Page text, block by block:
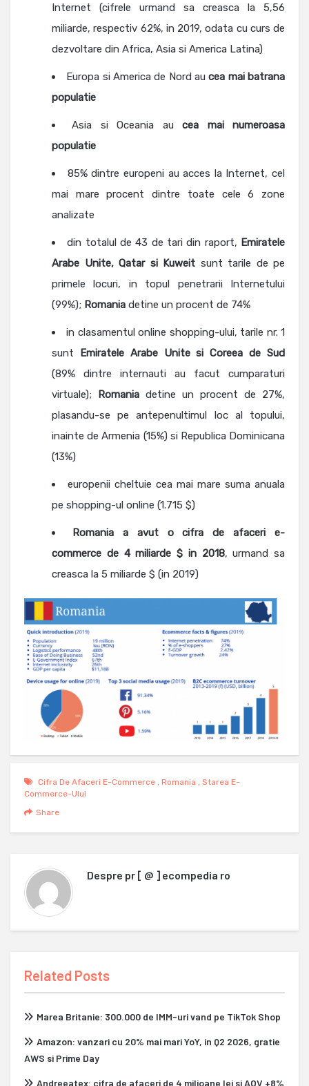
Internet (cifrele urmand sa creasca la 5,56
miliarde, respectiv 62%, in 2019, odata cu curs de
dezvoltare din Africa, Asia si America Latina)
Europa si America de Nord aucea mai batrana
populatie
Asia si Oceania aucea mai numeroasa
populatie
85% dintre europeni au acces la Internet, cel
mai mare procent dintre toate cele 6 zone
analizate
din totalul de 43 de tari din raport, Emiratele
Arabe Unite, Qatar si Kuweit sunt tarile de pe
primele locuri, in topul penetrarii Internetului
(99%); Romania detine un procent de 74%
in clasamentul online shopping-ului, tarile nr. 1
sunt
Emiratele Arabe Unite si Coreea de Sud
(89% dintre internauti au facut cumparaturi
virtuale);
Romania detine un procent de 27%,
plasandu-se pe antepenultimul loc al topului,
inainte de Armenia (15%) si Republica Dominicana
(13%)
europenii cheltuie cea mai mare suma anuala
pe shopping-ul online (1.715 $)
Romania a avut o cifra de afaceri e-
commerce de 4 miliarde $ in 2018, urmand sa
creasca la 5 miliarde $ (in 2019)
Cifra De Afaceri E-Commerce Romania
Starea E-
Commerce-Ului
Share
Despre pr [ @ ] ecompedia ro
Related Posts
Marea Britanie: 300.000 de IMM-uri vand pe TikTok Shop
Amazon: vanzari cu 20% mai mari YoY, in Q2 2026, gratie
AWS si Prime Day
Andreeatex: cifra de afaceri de 4 milioane lei si AOV +8%